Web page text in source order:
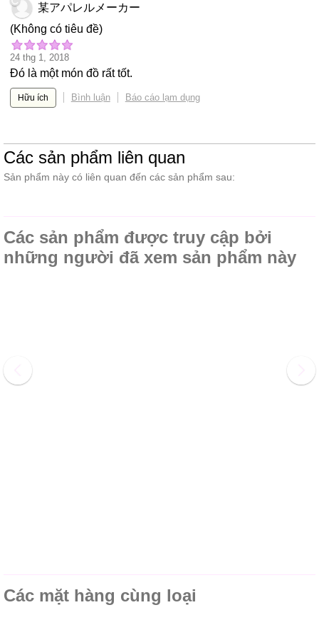
某アパレルメーカー
(Không có tiêu đề)
24 thg 1, 2018
Đó là một món đồ rất tốt.
Hữu ích Bình luận Báo cáo lạm dụng
Các sản phẩm liên quan
Sản phẩm này có liên quan đến các sản phẩm sau:
Các sản phẩm được truy cập bởi
những người đã xem sản phẩm này
Các mặt hàng cùng loại